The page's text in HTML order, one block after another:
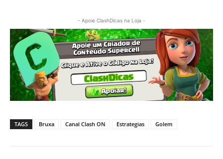
- Apoie ClashDicas na Loja -
TAGS Bruxa Canal Clash ON Estrategias Golem